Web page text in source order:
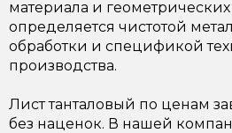
материала и
определяется чистотой
обработки и спецификой
производства.
Лист танталовый по ценам
без наценок. В нашей